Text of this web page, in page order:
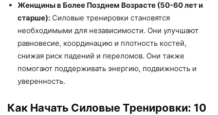
Женщины в Более Позднем Возрасте (50-60 лет и
старше): Силовые тренировки становятся
необходимыми для независимости. Они улучшают
равновесие, координацию и плотность костей,
снижая риск падений и переломов. Они также
помогают поддерживать энергию, подвижность и
уверенность.
Как Начать Силовые Тренировки: 10